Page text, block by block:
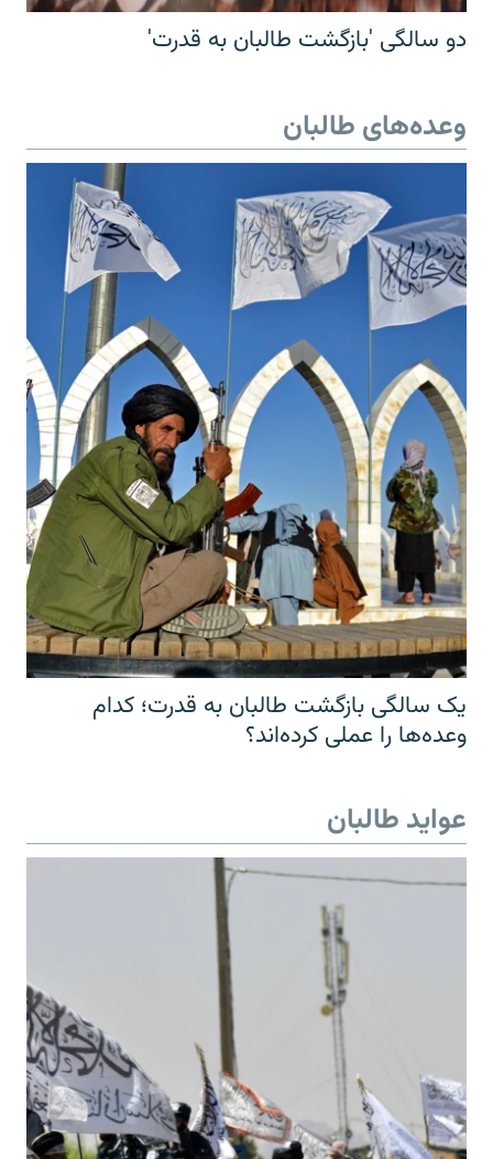
دو سالگی 'بازگشت طالبان به قدرت'
وعده‌های طالبان
یک سالگی بازگشت طالبان به قدرت؛ کدام
وعده‌ها را عملی کرده‌اند؟
عواید طالبان